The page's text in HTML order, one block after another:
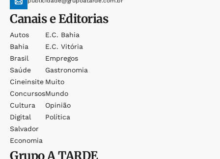
Canais e Editorias
Autos
Bahia
Brasil
Saúde
Cineinsite
Concursos
Cultura
Digital
Salvador
Economia
E.c. Bahia
E.c. Vitória
Empregos
Gastronomia
Muito
Mundo
Opinião
Política